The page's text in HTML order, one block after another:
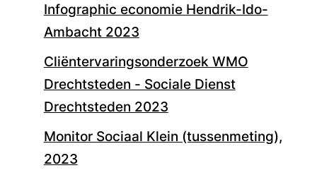
Infographic economie Hendrik-Ido-
Ambacht 2023
Cliëntervaringsonderzoek WMO
Drechtsteden - Sociale Dienst
Drechtsteden 2023
Monitor Sociaal Klein (tussenmeting),
2023